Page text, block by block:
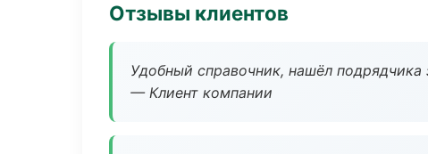
Отзывы клиентов
Удобный справочник, нашёл
— Клиент компании